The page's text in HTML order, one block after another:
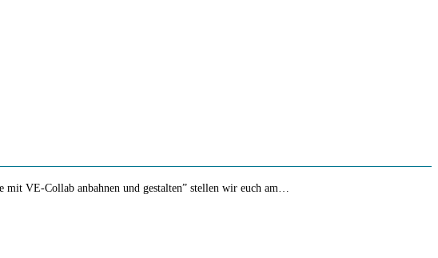
VE-Collab anbahnen und gestalten” stellen wir euch am…